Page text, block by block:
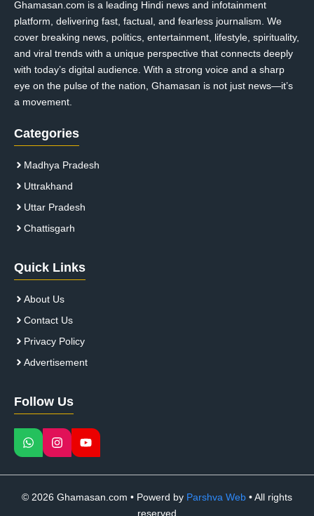
Ghamasan.com is a leading Hindi news and infotainment
platform, delivering fast, factual, and fearless journalism. We
cover breaking news, politics, entertainment, lifestyle, spirituality,
and viral trends with a unique perspective that connects deeply
with today’s digital audience. With a strong voice and a sharp
eye on the pulse of the nation, Ghamasan is not just news—it’s
a movement.
Categories
Madhya Pradesh
Uttrakhand
Uttar Pradesh
Chattisgarh
Quick Links
About Us
Contact Us
Privacy Policy
Advertisement
Follow Us
© 2026 Ghamasan.com • Powerd by Parshva Web • All rights
reserved